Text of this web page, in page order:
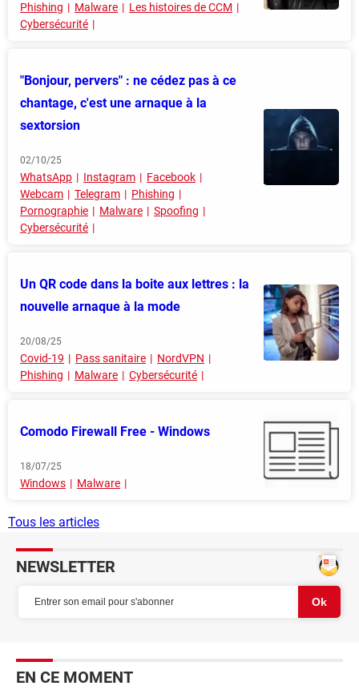
Phishing Malware
Les histoires de CCM
Cybersécurité
"Bonjour, pervers" : ne cédez pas à ce
chantage, c'est une arnaque à la
sextorsion
02/10/25
WhatsApp Instagram
Facebook
Webcam
Telegram
Phishing
Pornographie
Malware
Spoofing
Cybersécurité
Un QR code dans la boite aux lettres : la
nouvelle arnaque à la mode
20/08/25
Covid-19 Pass sanitaire
NordVPN
Phishing
Malware Cybersécurité
Comodo Firewall Free - Windows
18/07/25
Windows Malware
Tous les articles
NEWSLETTER
EN CE MOMENT